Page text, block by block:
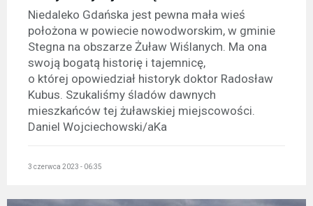
Niedaleko Gdańska jest pewna mała wieś
położona w powiecie nowodworskim, w gminie
Stegna na obszarze Żuław Wiślanych. Ma ona
swoją bogatą historię i tajemnicę,
o której opowiedział historyk doktor Radosław
Kubus. Szukaliśmy śladów dawnych
mieszkańców tej żuławskiej miejscowości.
Daniel Wojciechowski/aKa
3 czerwca 2023 - 06:35